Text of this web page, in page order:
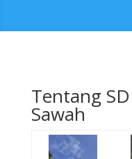
Tentang
Sawah